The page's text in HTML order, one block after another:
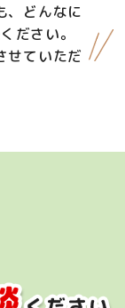
、どんなに
ださい。
せていただ